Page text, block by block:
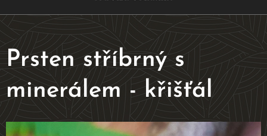
Prsten stříbrný s
minerálem - křišťál